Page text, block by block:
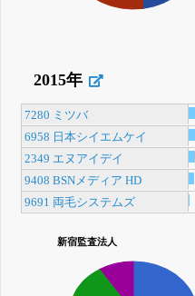
2015年
7280 ミツバ
6958 日本シイエムケイ
2349 エヌアイデイ
9408 BSNメディア HD
9691 両毛システムズ
新宿監査法人